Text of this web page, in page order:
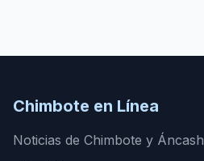
Chimbote en Línea
Noticias de Chimbote y Áncash